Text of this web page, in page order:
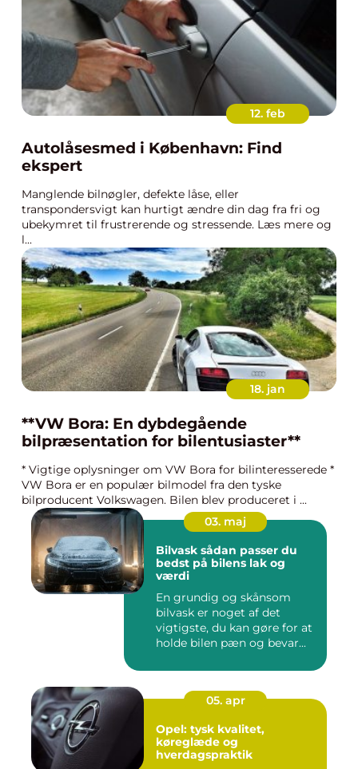
12. feb
Autolåsesmed i København: Find
ekspert
Manglende bilnøgler, defekte låse, eller
transpondersvigt kan hurtigt ændre din dag fra fri og
ubekymret til frustrerende og stressende. Læs mere og
l...
18. jan
**VW Bora: En dybdegående
bilpræsentation for bilentusiaster**
* Vigtige oplysninger om VW Bora for bilinteresserede *
VW Bora er en populær bilmodel fra den tyske
bilproducent Volkswagen. Bilen blev produceret i ...
03. maj
Bilvask sådan passer du
bedst på bilens lak og
værdi
En grundig og skånsom
bilvask er noget af det
vigtigste, du kan gøre for at
holde bilen pæn og bevar...
05. apr
Opel: tysk kvalitet,
køreglæde og
hverdagspraktik